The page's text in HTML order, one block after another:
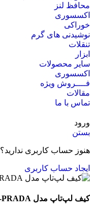
محافظ لنز
اکسسوری
خوراکی
نوشیدنی های گرم
تنقلات
ابزار
سایر محصولات
اکسسوری
فــــروش ویژه
مقالات
تماس با ما
ورود
بستن
هنوز حساب کاربری ندارید؟
ایجاد حساب کاربری
کیف لپ‌تاپ مدل PRADA-مشکی